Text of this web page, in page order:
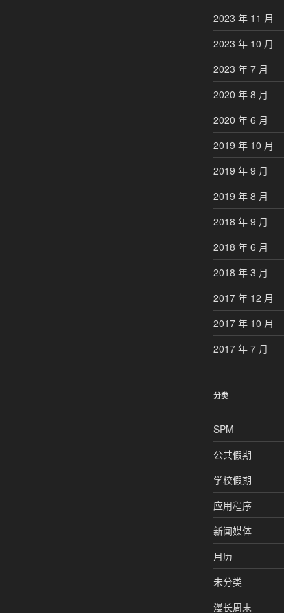
2023 年 11 月
2023 年 10 月
2023 年 7 月
2020 年 8 月
2020 年 6 月
2019 年 10 月
2019 年 9 月
2019 年 8 月
2018 年 9 月
2018 年 6 月
2018 年 3 月
2017 年 12 月
2017 年 10 月
2017 年 7 月
分类
SPM
公共假期
学校假期
应用程序
新闻媒体
月历
未分类
漫长周末